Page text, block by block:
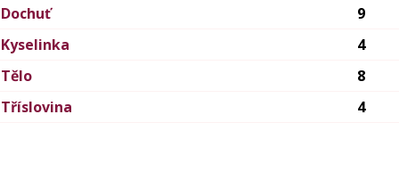
Dochuť
9
Kyselinka
4
Tělo
8
Tříslovina
4